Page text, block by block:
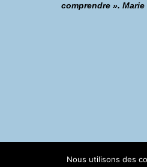
comprendre ». Marie
©Catherine Montillot
Nous utilisons des